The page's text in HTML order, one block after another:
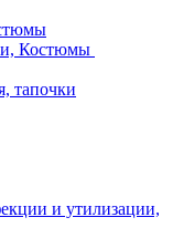
Костюмы
тапочки
и утилизации,